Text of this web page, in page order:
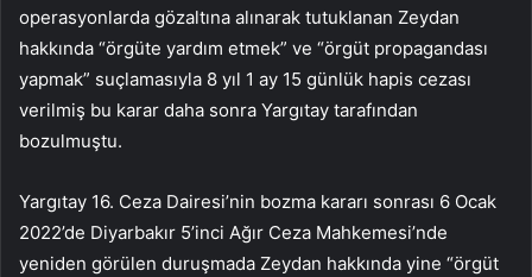
operasyonlarda gözaltına alınarak tutuklanan Zeydan
hakkında “örgüte yardım etmek” ve “örgüt propagandası
yapmak” suçlamasıyla 8 yıl 1 ay 15 günlük hapis cezası
verilmiş bu karar daha sonra Yargıtay tarafından
bozulmuştu.
Yargıtay 16. Ceza Dairesi’nin bozma kararı sonrası 6 Ocak
2022’de Diyarbakır 5’inci Ağır Ceza Mahkemesi’nde
yeniden görülen duruşmada Zeydan hakkında yine “örgüt